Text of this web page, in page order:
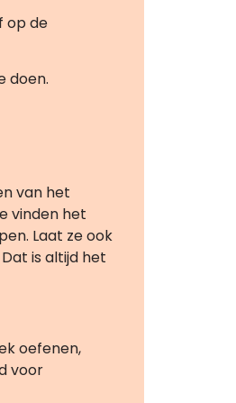
op de
doen.
van het
vinden het
Laat ze ook
is altijd het
oefenen,
voor